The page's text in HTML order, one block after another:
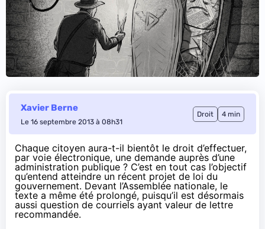
Xavier Berne
Le 16 septembre 2013 à 08h31
Droit 4 min
Chaque citoyen aura-t-il bientôt le droit d’effectuer,
par voie électronique, une demande auprès d’une
administration publique ? C’est en tout cas l’objectif
qu’entend atteindre un récent projet de loi du
gouvernement. Devant l’Assemblée nationale, le
texte a même été prolongé, puisqu’il est désormais
aussi question de courriels ayant valeur de lettre
recommandée.